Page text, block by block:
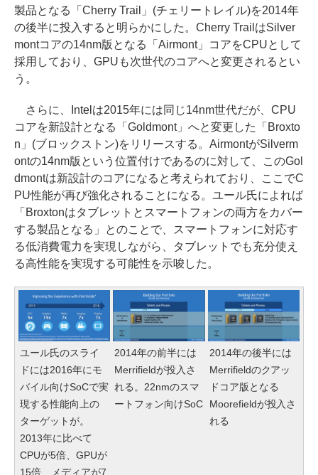
製品となる「Cherry Trail」(チェリートレイル)を2014年
の後半に投入すると明らかにした。Cherry TrailはSilver
montコアの14nm版となる「Airmont」コアをCPUとして
採用しており、GPUも次世代のコアへと変更されるとい
う。
さらに、Intelは2015年には同じ14nm世代だが、CPU
コアを新設計となる「Goldmont」へと変更した「Broxto
n」(ブロックストン)をリリースする。AirmontがSilverm
ontの14nm版という位置付けであるのに対して、このGol
dmontは新設計のコアになると考えられており、ここでC
PU性能が再び強化されることになる。ユール氏によれば
「Broxtonはタブレットとスマートフォンの両方をカバー
する製品となる」とのことで、スマートフォンに対応す
る低消費電力を実現しながら、タブレットでも充分使え
る高性能を実現する可能性を示唆した。
ユール氏のスライ
ドには2016年にモ
バイル向けSoCで実
現する性能向上の
ターゲットが。
2013年に比べて
CPUが5倍、GPUが
15倍、メディアが7
2014年の前半には
Merrifieldが投入さ
れる。22nmのスマ
ートフォン向けSoC
2014年の後半には
Merrifieldのクアッ
ドコア版となる
Moorefieldが投入さ
れる